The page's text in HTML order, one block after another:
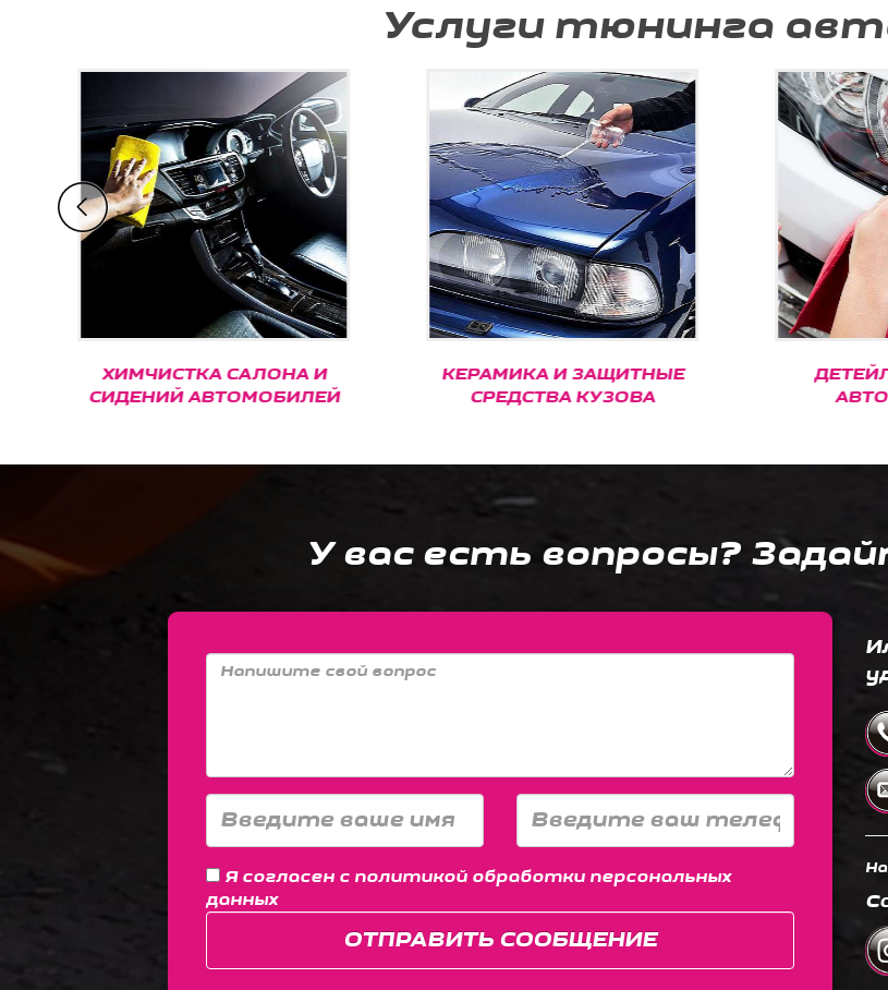
Услуги тюнинга
ХИМЧИСТКА САЛОНА И
СИДЕНИЙ АВТОМОБИЛЕЙ
КЕРАМИКА И ЗАЩИТНЫЕ
СРЕДСТВА КУЗОВА
У вас есть вопросы?
Я согласен с политикой обработки персональных
данных
ОТПРАВИТЬ СООБЩЕНИЕ